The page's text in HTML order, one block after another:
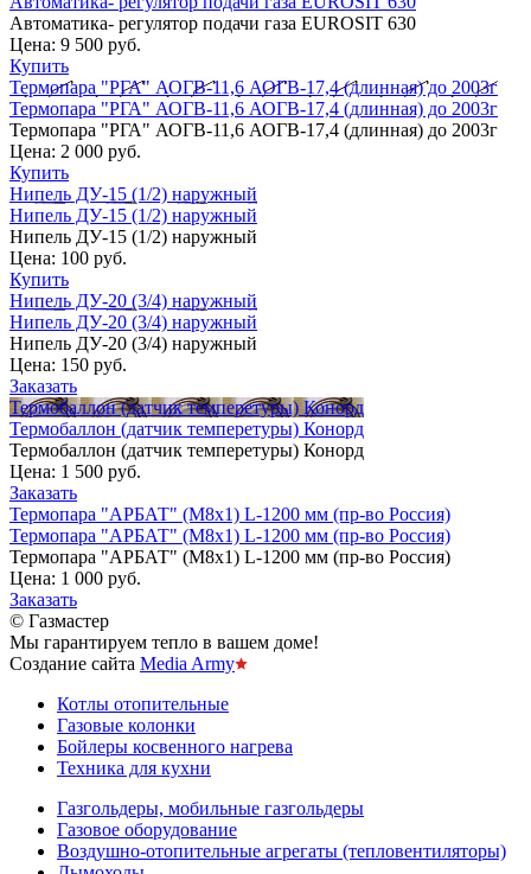
Автоматика- регулятор подачи газа EUROSIT 630
Цена: 9 500 руб.
Купить
Термопара "РГА" АОГВ-11,6 АОГВ-17,4 (длинная) до 2003г
Термопара "РГА" АОГВ-11,6 АОГВ-17,4 (длинная) до 2003г
Термопара "РГА" АОГВ-11,6 АОГВ-17,4 (длинная) до 2003г
Цена: 2 000 руб.
Купить
Нипель ДУ-15 (1/2) наружный
Нипель ДУ-15 (1/2) наружный
Нипель ДУ-15 (1/2) наружный
Цена: 100 руб.
Купить
Нипель ДУ-20 (3/4) наружный
Нипель ДУ-20 (3/4) наружный
Нипель ДУ-20 (3/4) наружный
Цена: 150 руб.
Заказать
Термобаллон (датчик темперетуры) Конорд
Термобаллон (датчик темперетуры) Конорд
Термобаллон (датчик темперетуры) Конорд
Цена: 1 500 руб.
Заказать
Термопара "АРБАТ" (М8х1) L-1200 мм (пр-во Россия)
Термопара "АРБАТ" (М8х1) L-1200 мм (пр-во Россия)
Термопара "АРБАТ" (М8х1) L-1200 мм (пр-во Россия)
Цена: 1 000 руб.
Заказать
© Газмастер
Мы гарантируем тепло в вашем доме!
Создание сайта Media Army
Котлы отопительные
Газовые колонки
Бойлеры косвенного нагрева
Техника для кухни
Газгольдеры, мобильные газгольдеры
Газовое оборудование
Воздушно-отопительные агрегаты (тепловентиляторы)